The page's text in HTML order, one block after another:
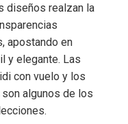
diseños realzan la
apostando en
y elegante. Las
con vuelo y los
algunos de los